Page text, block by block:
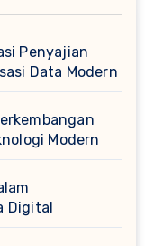
Penyajian
Data Modern
Modern
Digital